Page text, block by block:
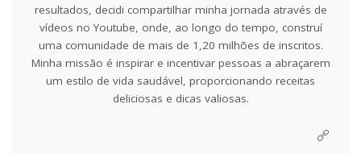
resultados, decidi compartilhar minha jornada através de
vídeos no Youtube, onde, ao longo do tempo, construí
uma comunidade de mais de 1,20 milhões de inscritos.
Minha missão é inspirar e incentivar pessoas a abraçarem
um estilo de vida saudável, proporcionando receitas
deliciosas e dicas valiosas.